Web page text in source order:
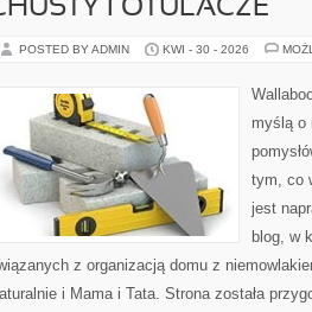
I OTULACZE
POSTED BY ADMIN KWI - 30 - 2026
myślą o
tym, co
jest
blog, w
z organizacją domu z
i Mama i Tata. Strona została